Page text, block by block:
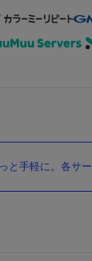
と手軽に。各サ